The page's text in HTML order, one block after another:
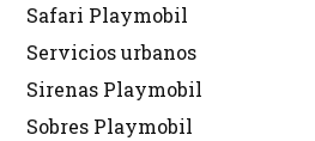
Safari Playmobil
Servicios urbanos
Sirenas Playmobil
Sobres Playmobil